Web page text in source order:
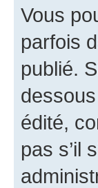
Vous
parfois
publié.
édité,
pas s’il